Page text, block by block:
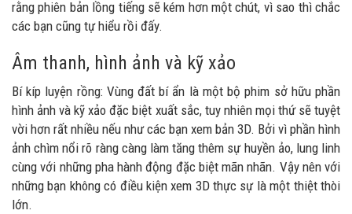
rằng phiên bản lồng tiếng sẽ kém hơn một chút, vì sao thì chắc
các bạn cũng tự hiểu rồi đấy.
Âm thanh, hình ảnh và kỹ xảo
Bí kíp luyện rồng: Vùng đất bí ẩn là một bộ phim sở hữu phần
hình ảnh và kỹ xảo đặc biệt xuất sắc, tuy nhiên mọi thứ sẽ tuyệt
vời hơn rất nhiều nếu như các bạn xem bản 3D. Bởi vì phần hình
ảnh chìm nổi rõ ràng càng làm tăng thêm sự huyền ảo, lung linh
cùng với những pha hành động đặc biệt mãn nhãn. Vậy nên với
những bạn không có điều kiện xem 3D thực sự là một thiệt thòi
lớn.